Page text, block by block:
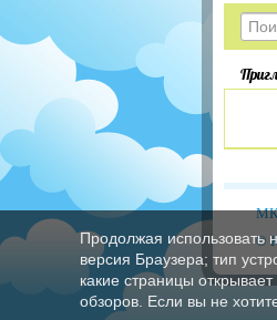
©
Продолжая использовать
версия Браузера; тип
какие страницы
обзоров. Если вы не